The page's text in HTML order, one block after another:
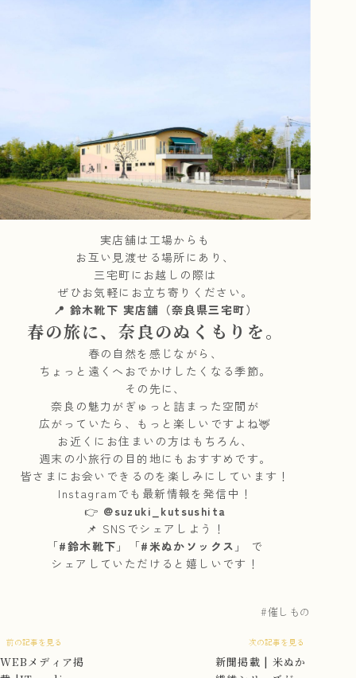
実店舗は工場からも
お互い見渡せる場所にあり、
三宅町にお越しの際は
ぜひお気軽にお立ち寄りください。
📍 鈴木靴下 実店舗（奈良県三宅町）
春の旅に、奈良のぬくもりを。
春の自然を感じながら、
ちょっと遠くへおでかけしたくなる季節。
その先に、
奈良の魅力がぎゅっと詰まった空間が
広がっていたら、もっと楽しいですよね🦌
お近くにお住まいの方はもちろん、
週末の小旅行の目的地にもおすすめです。
皆さまにお会いできるのを楽しみにしています！
Instagramでも最新情報を発信中！
👉 @suzuki_kutsushita
📌 SNSでシェアしよう！
「#鈴木靴下 」「#米ぬかソックス 」 で
シェアしていただけると嬉しいです！
催しもの
前の記事を見る
WEBメディア掲
次の記事を見る
新聞掲載 | 米ぬか